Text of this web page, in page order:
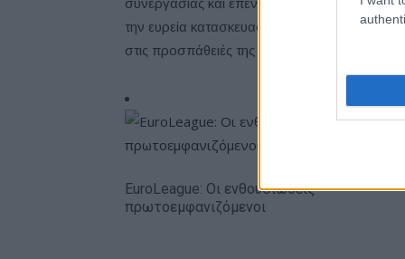
συνεργασίας και επενδυτής από το 2021.
την ευρεία κατασκευαστική εμπειρία, την
στις προσπάθειές της σχεδιασμού,
EuroLeague: Οι ενθουσιώδεις
πρωτοεμφανιζόμενοι